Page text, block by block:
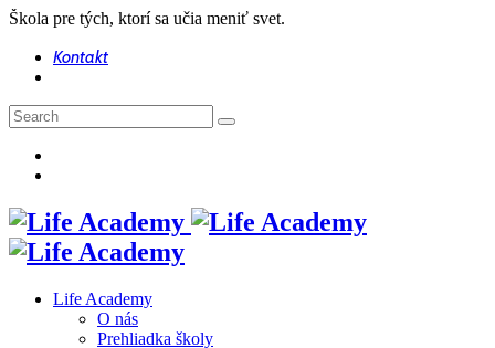
Škola pre tých, ktorí sa učia meniť svet.
Kontakt
Life Academy
O nás
Prehliadka školy